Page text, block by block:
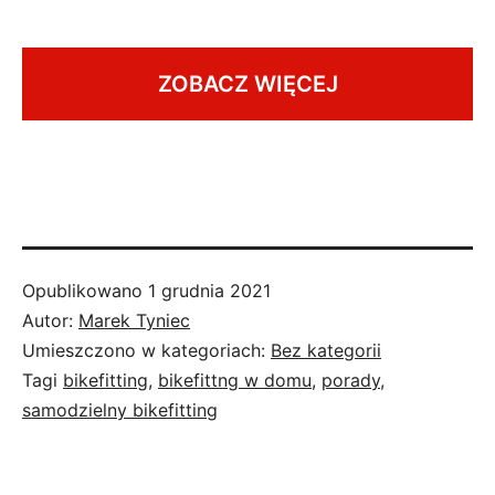
ZOBACZ WIĘCEJ
Opublikowano 1 grudnia 2021
Autor: Marek Tyniec
Umieszczono w kategoriach: Bez kategorii
Tagi bikefitting, bikefittng w domu, porady,
samodzielny bikefitting